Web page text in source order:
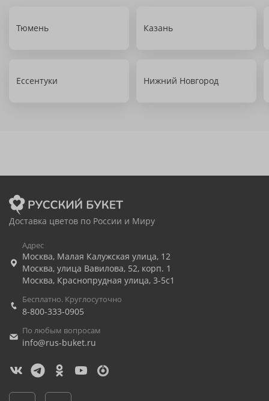
Тюмень Казань
Ессентуки Нижний Новгород
Доставка цветов по России и Миру
Адрес
Москва, Малая Калужская улица, 12
Москва, улица Вавилова, 52, корп. 1
Москва, Краснопрудная улица, 3-5с1
Бесплатно. Круглосуточно
8-800-333-0905
По любым вопросам
info@rus-buket.ru